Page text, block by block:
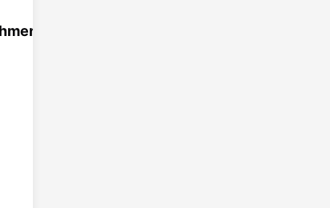
usw. Industrielles Aluminiumprofil